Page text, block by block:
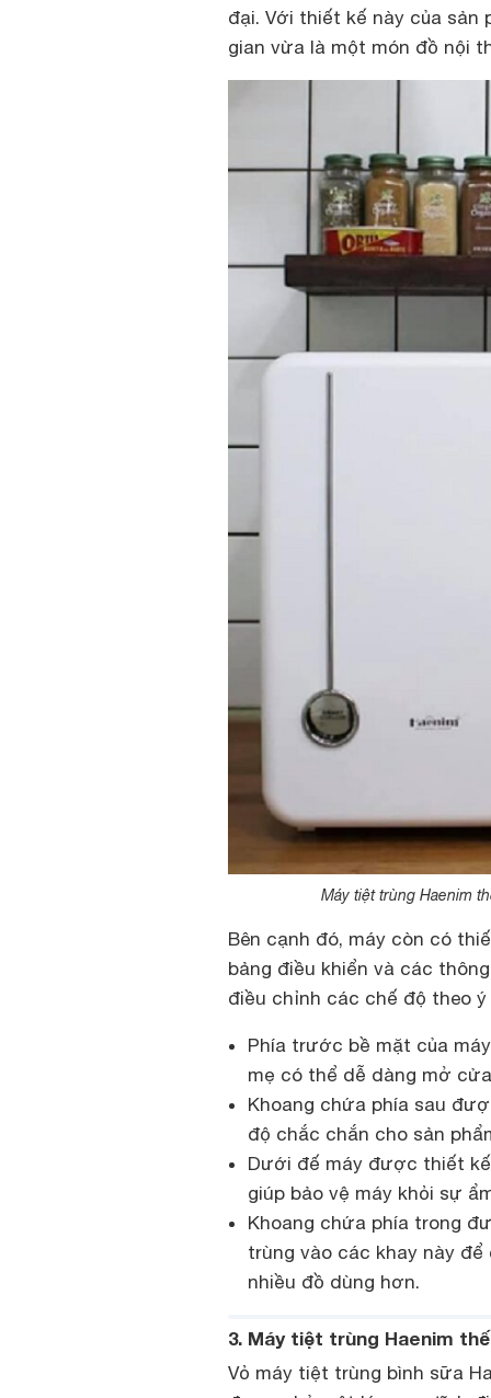
đại. Với thiết kế này của
gian vừa là một món đồ nội
Máy tiệt trùng Haenim
Bên cạnh đó, máy còn có
bảng điều khiển và các
điều chỉnh các chế độ theo ý
Phía trước bề mặt của
mẹ có thể dễ dàng mở
Khoang chứa phía sau
độ chắc chắn cho sản
Dưới đế máy được thiết
giúp bảo vệ máy khỏi sự
Khoang chứa phía trong
trùng vào các khay này
nhiều đồ dùng hơn.
3. Máy tiệt trùng Haenim
Vỏ máy tiệt trùng bình sữa